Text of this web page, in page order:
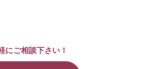
にご相談下さい！